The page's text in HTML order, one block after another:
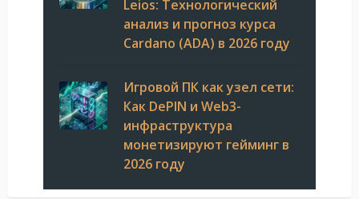
Leios: Технологический
анализ и прогноз курса
Cardano (ADA) в 2026 году
Игровой ПК как узел сети:
Как DePIN и Web3-
инфраструктура
монетизируют гейминг в
2026 году